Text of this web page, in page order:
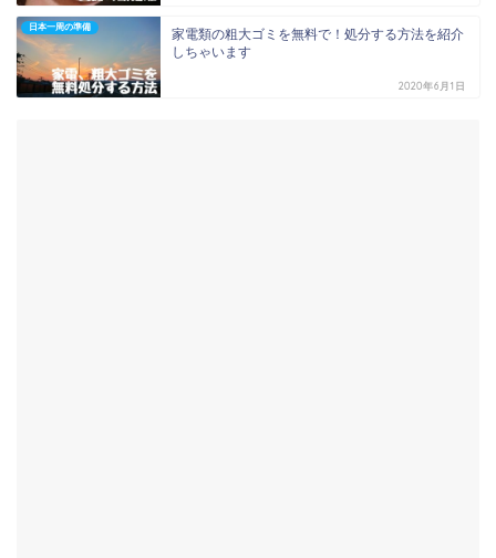
日本一周の準備
家電類の粗大ゴミを無料で！処分する方法を紹介
しちゃいます
2020年6月1日